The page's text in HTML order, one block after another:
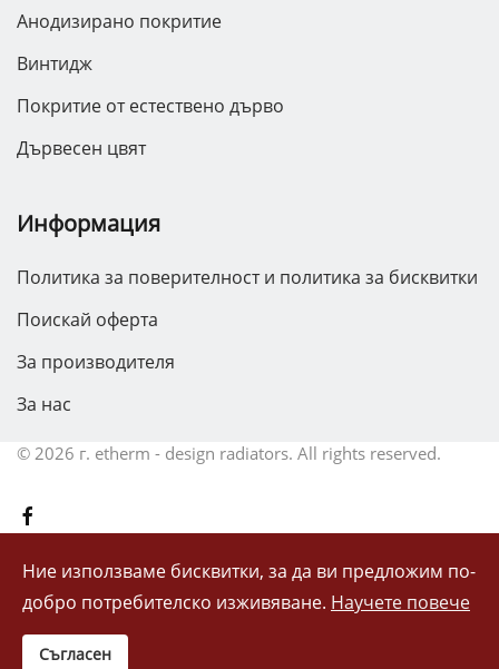
Анодизирано покритие
Винтидж
Покритие от естествено дърво
Дървесен цвят
Информация
Политика за поверителност и политика за бисквитки
Поискай оферта
За производителя
За нас
© 2026 г. etherm - design radiators. All rights reserved.
Ние използваме бисквитки, за да ви предложим по-
добро потребителско изживяване. Научете повече
Съгласен